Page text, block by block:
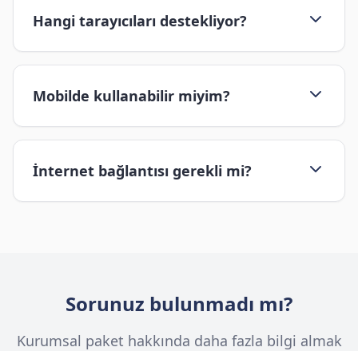
Hangi tarayıcıları destekliyor?
Mobilde kullanabilir miyim?
İnternet bağlantısı gerekli mi?
Sorunuz bulunmadı mı?
Kurumsal paket hakkında daha fazla bilgi almak